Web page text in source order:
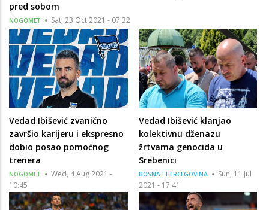
pred sobom
NOGOMET Sat, 23 Oct 2021 - 07:32
Vedad Ibišević zvanično
završio karijeru i ekspresno
dobio posao pomoćnog
trenera
NOGOMET
Wed, 4 Aug 2021 -
10:45
Vedad Ibišević klanjao
kolektivnu dženazu
žrtvama genocida u
Srebenici
BOSNA I HERCEGOVINA
Sun, 11 Jul
2021 - 17:41